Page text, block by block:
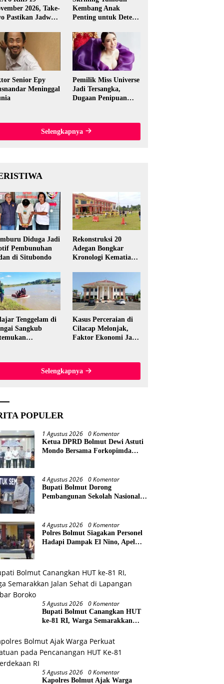
2026, Take-
Pastikan Jadwal
Kembang Anak
Penting untuk Deteksi
Perkembangan
Senior Epy
Meninggal
Pemilik Miss Universe
Jadi Tersangka,
Dugaan Penipuan
Thailand
Selengkapnya
Diduga Jadi
Pembunuhan
di Situbondo
Rekonstruksi 20
Adegan Bongkar
Kronologi Kematian
Tenggelam di
Sangkub
dari Lokasi
Kasus Perceraian di
Cilacap Melonjak,
Faktor Ekonomi Jadi
Selengkapnya
POPULER
1 Agustus 2026 0 Komentar
Ketua DPRD Bolmut Dewi Astuti
Mondo Bersama Forkopimda
4 Agustus 2026 0 Komentar
Bupati Bolmut Dorong
Pembangunan Sekolah Nasional
4 Agustus 2026 0 Komentar
Polres Bolmut Siagakan Personel
Hadapi Dampak El Nino, Apel
5 Agustus 2026 0 Komentar
Bupati Bolmut Canangkan HUT
ke-81 RI, Warga Semarakkan
Boroko
5 Agustus 2026 0 Komentar
Kapolres Bolmut Ajak Warga